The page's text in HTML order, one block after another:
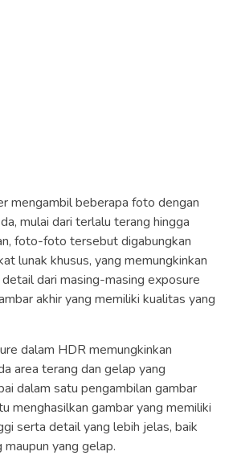
mengambil beberapa foto dengan
mulai dari terlalu terang hingga
foto-foto tersebut digabungkan
lunak khusus, yang memungkinkan
dari masing-masing exposure
akhir yang memiliki kualitas yang
dalam HDR memungkinkan
area terang dan gelap yang
dalam satu pengambilan gambar
menghasilkan gambar yang memiliki
serta detail yang lebih jelas, baik
yang gelap.